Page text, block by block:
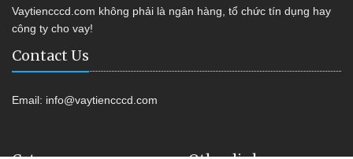
Vaytiencccd.com không phải là ngân hàng, tổ chức tín dụng hay
công ty cho vay!
Contact Us
Email: info@vaytiencccd.com